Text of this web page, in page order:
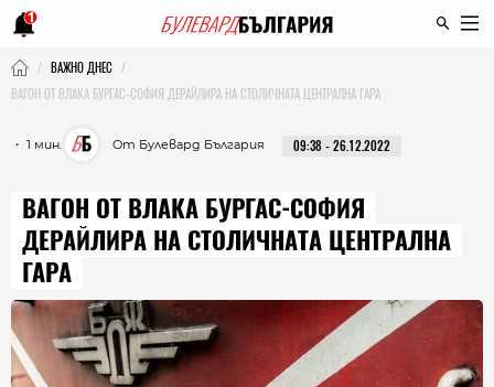
1
ВАЖНО ДНЕС
ВАГОН ОТ ВЛАКА БУРГАС-СОФИЯ ДЕРАЙЛИРА НА СТОЛИЧНАТА ЦЕНТРАЛНА ГАРА
・ 1 мин. От Булевард България 09:38 - 26.12.2022
ВАГОН ОТ ВЛАКА БУРГАС-СОФИЯ
ДЕРАЙЛИРА НА СТОЛИЧНАТА ЦЕНТРАЛНА
ГАРА